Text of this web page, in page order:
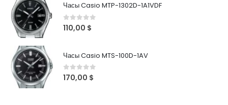
Часы Casio MTP-1302D-1A1VDF
0out of 5
110,00 $
Часы Casio MTS-100D-1AV
0out of 5
170,00 $